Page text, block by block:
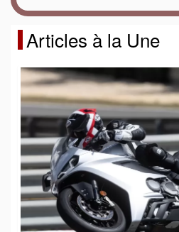
Articles à la Une